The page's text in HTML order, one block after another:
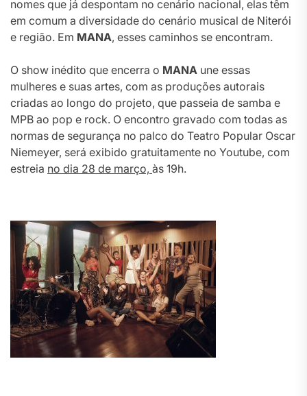
nomes que já despontam no cenário nacional, elas têm
em comum a diversidade do cenário musical de Niterói
e região. Em MANA, esses caminhos se encontram.
O show inédito que encerra o MANA une essas
mulheres e suas artes, com as produções autorais
criadas ao longo do projeto, que passeia de samba e
MPB ao pop e rock. O encontro gravado com todas as
normas de segurança no palco do Teatro Popular Oscar
Niemeyer, será exibido gratuitamente no Youtube, com
estreia no dia 28 de março, às 19h.